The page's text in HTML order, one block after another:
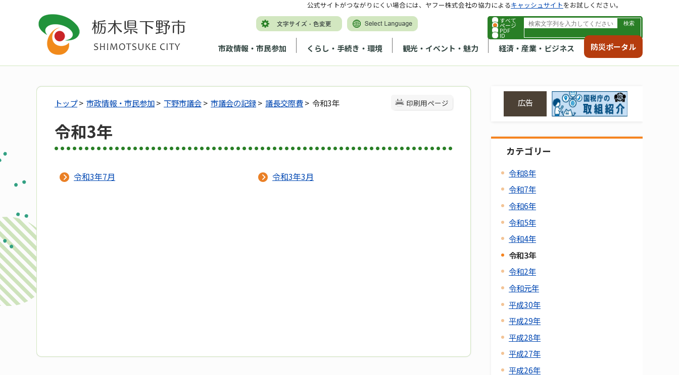
すべて
ページ
PDF
ID
市政情報・市民参加 くらし・手続き・環境 観光・イベント・魅力 経済・産業・ビジネス 防災ポータル
公式サイトがつながりにくい場合には、ヤフー株式会社の協力によるキャッシュサイトをお試しください。
印刷用ページ
トップ> 市政情報・市民参加> 下野市議会> 市議会の記録> 議長交際費> 令和3年
令和3年
令和3年7月 令和3年3月
広告
カテゴリー
令和8年
令和7年
令和6年
令和5年
令和4年
令和3年
令和2年
令和元年
平成30年
平成29年
平成28年
平成27年
平成26年